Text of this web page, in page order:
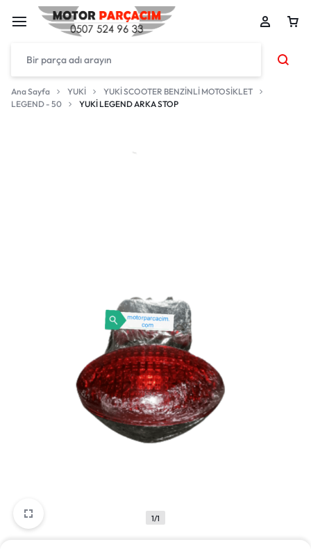
Ana Sayfa YUKİ
YUKİ SCOOTER BENZİNLİ MOTOSİKLET
LEGEND - 50
YUKİ LEGEND ARKA STOP
1/1